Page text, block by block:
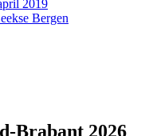
2019
Bergen
Brabant 2026